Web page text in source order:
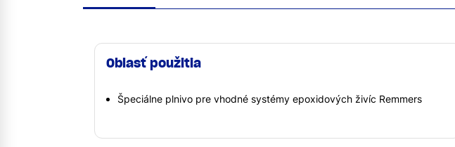
Oblasť použitia
Špeciálne plnivo pre vhodné systémy epoxidových živíc Remmers